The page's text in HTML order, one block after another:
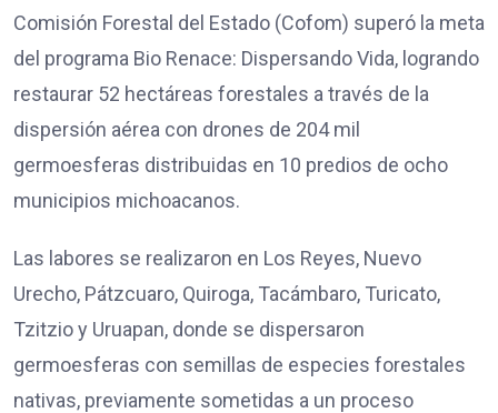
Comisión Forestal del Estado (Cofom) superó la meta
del programa Bio Renace: Dispersando Vida, logrando
restaurar 52 hectáreas forestales a través de la
dispersión aérea con drones de 204 mil
germoesferas distribuidas en 10 predios de ocho
municipios michoacanos.
Las labores se realizaron en Los Reyes, Nuevo
Urecho, Pátzcuaro, Quiroga, Tacámbaro, Turicato,
Tzitzio y Uruapan, donde se dispersaron
germoesferas con semillas de especies forestales
nativas, previamente sometidas a un proceso